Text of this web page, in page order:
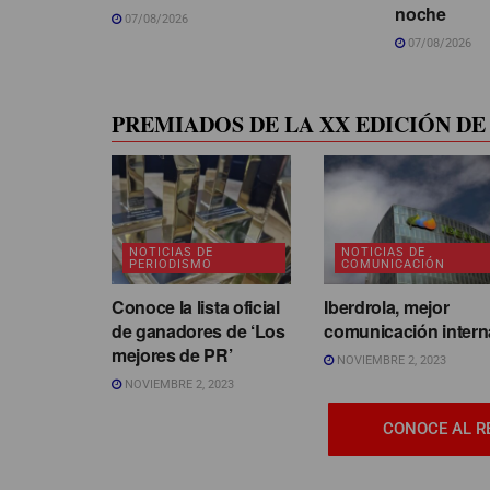
07/08/2026
noche
07/08/2026
PREMIADOS DE LA XX EDICIÓN
NOTICIAS DE
PERIODISMO
Conoce la lista oficial
de ganadores de ‘Los
mejores de PR’
NOVIEMBRE 2, 2023
NOTICIAS DE
COMUNICACIÓN
Iberdrola, mejor
comunicación
NOVIEMBRE 2, 2023
CONOCE AL